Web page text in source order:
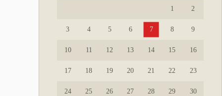
1 2
3 4 5 6 7 8 9
10 11 12 13 14 15 16
17 18 19 20 21 22 23
24 25 26 27 28 29 30